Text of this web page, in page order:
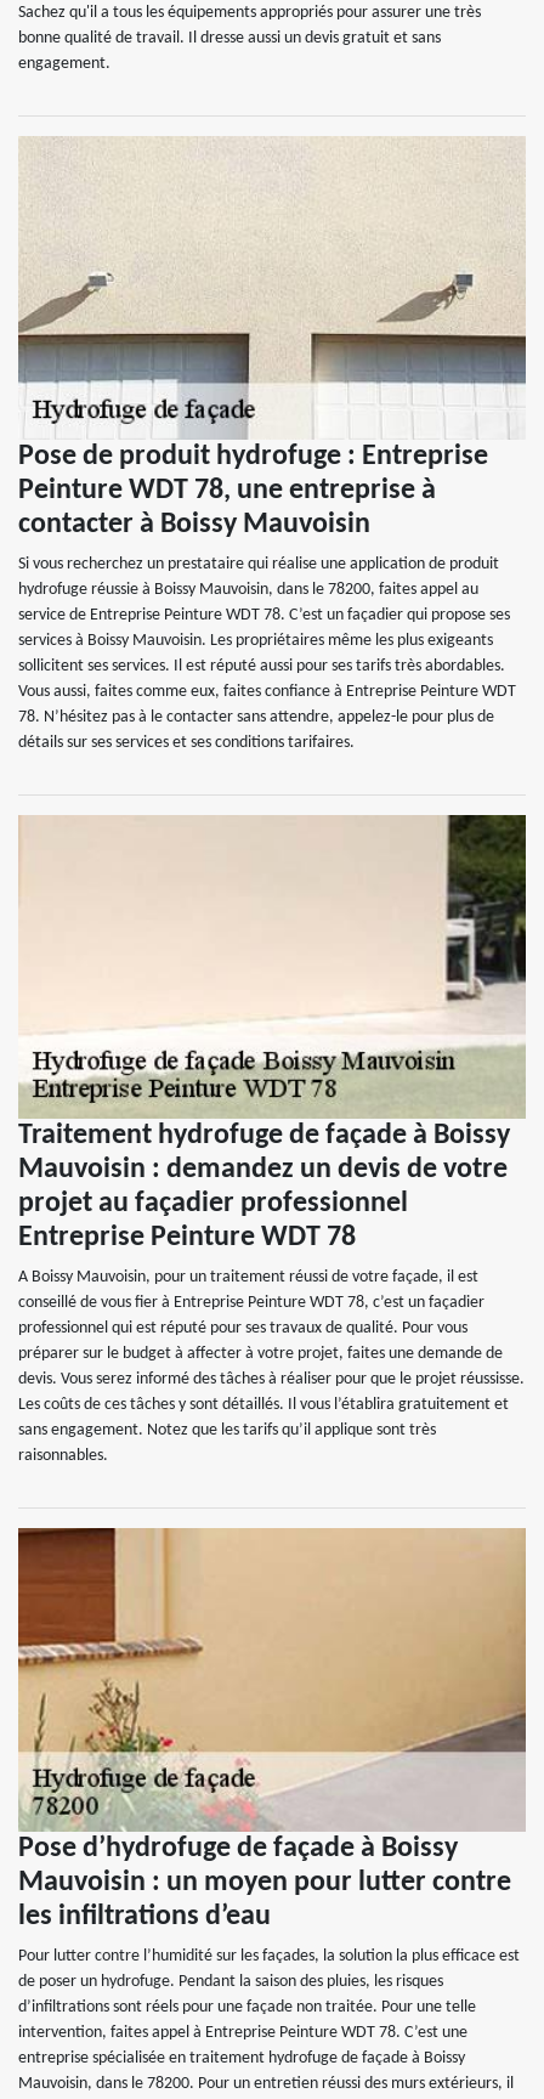
Sachez qu'il a tous les équipements appropriés pour assurer une très
bonne qualité de travail. Il dresse aussi un devis gratuit et sans
engagement.
Pose de produit hydrofuge : Entreprise
Peinture WDT 78, une entreprise à
contacter à Boissy Mauvoisin
Si vous recherchez un prestataire qui réalise une application de produit
hydrofuge réussie à Boissy Mauvoisin, dans le 78200, faites appel au
service de Entreprise Peinture WDT 78. C’est un façadier qui propose ses
services à Boissy Mauvoisin. Les propriétaires même les plus exigeants
sollicitent ses services. Il est réputé aussi pour ses tarifs très abordables.
Vous aussi, faites comme eux, faites confiance à Entreprise Peinture WDT
78. N’hésitez pas à le contacter sans attendre, appelez-le pour plus de
détails sur ses services et ses conditions tarifaires.
Traitement hydrofuge de façade à Boissy
Mauvoisin : demandez un devis de votre
projet au façadier professionnel
Entreprise Peinture WDT 78
A Boissy Mauvoisin, pour un traitement réussi de votre façade, il est
conseillé de vous fier à Entreprise Peinture WDT 78, c’est un façadier
professionnel qui est réputé pour ses travaux de qualité. Pour vous
préparer sur le budget à affecter à votre projet, faites une demande de
devis. Vous serez informé des tâches à réaliser pour que le projet réussisse.
Les coûts de ces tâches y sont détaillés. Il vous l’établira gratuitement et
sans engagement. Notez que les tarifs qu’il applique sont très
raisonnables.
Pose d’hydrofuge de façade à Boissy
Mauvoisin : un moyen pour lutter contre
les infiltrations d’eau
Pour lutter contre l’humidité sur les façades, la solution la plus efficace est
de poser un hydrofuge. Pendant la saison des pluies, les risques
d’infiltrations sont réels pour une façade non traitée. Pour une telle
intervention, faites appel à Entreprise Peinture WDT 78. C’est une
entreprise spécialisée en traitement hydrofuge de façade à Boissy
Mauvoisin, dans le 78200. Pour un entretien réussi des murs extérieurs, il